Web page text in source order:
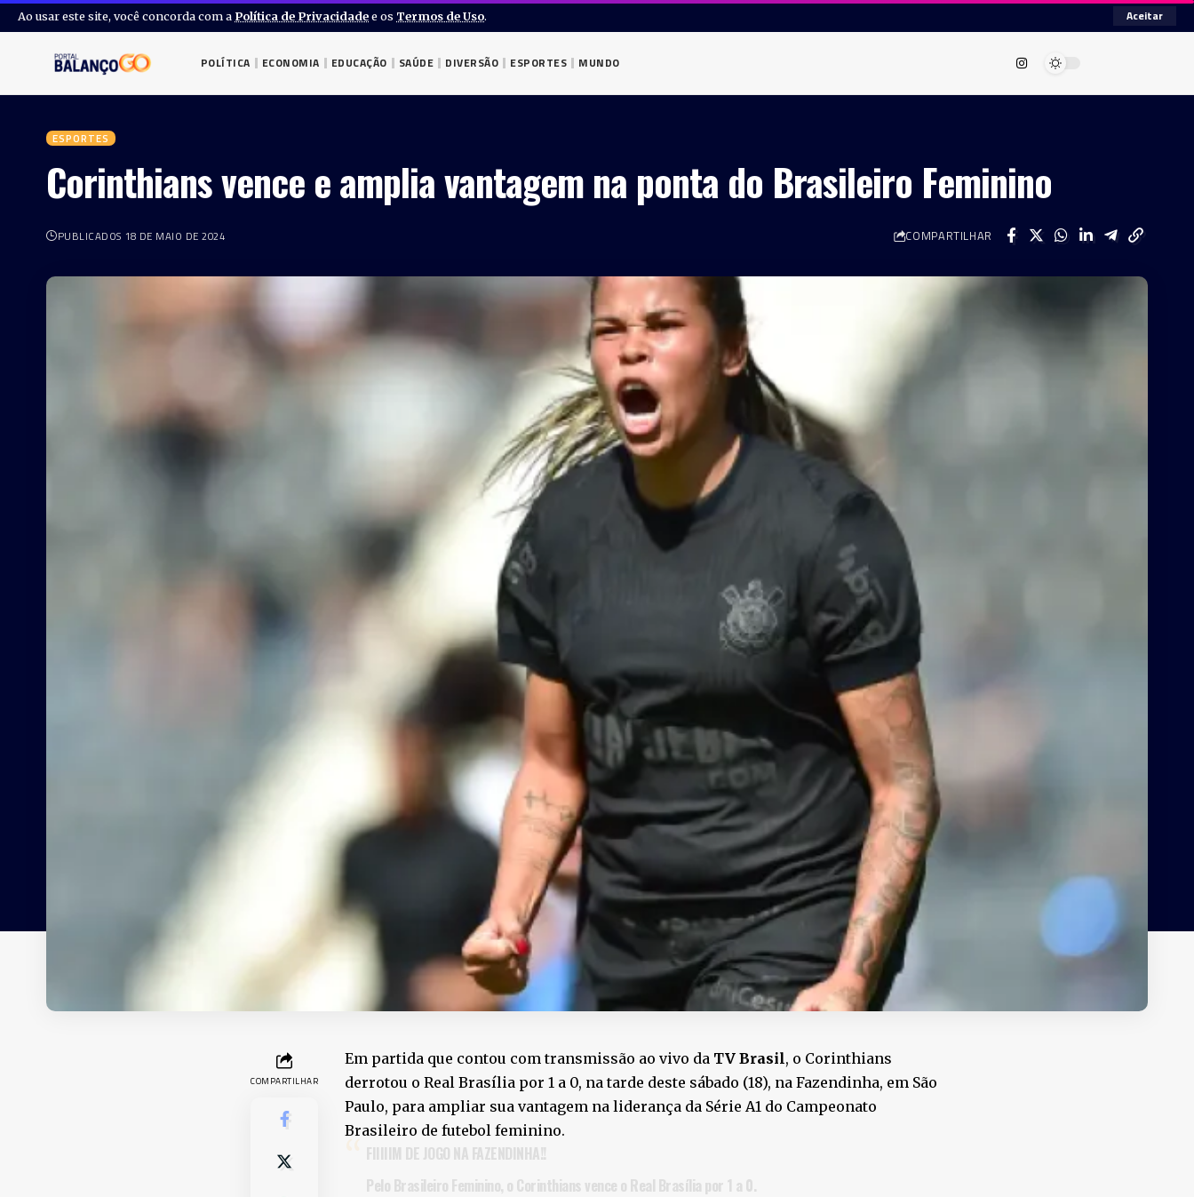
Ao usar este site, você concorda com a Política de Privacidadee os Termos de Uso. Aceitar
POLÍTICA ECONOMIA EDUCAÇÃO SAÚDE DIVERSÃO ESPORTES MUNDO
ESPORTES
Corinthians vence e amplia vantagem na ponta do Brasileiro Feminino
PUBLICADOS 18 DE MAIO DE 2024 COMPARTILHAR
COMPARTILHAR
Em partida que contou com transmissão ao vivo da TV Brasil, o Corinthians
derrotou o Real Brasília por 1 a 0, na tarde deste sábado (18), na Fazendinha, em São
Paulo, para ampliar sua vantagem na liderança da Série A1 do Campeonato
Brasileiro de futebol feminino.
FIIIIIM DE JOGO NA FAZENDINHA!!
Pelo Brasileiro Feminino, o Corinthians vence o Real Brasília por 1 a 0.